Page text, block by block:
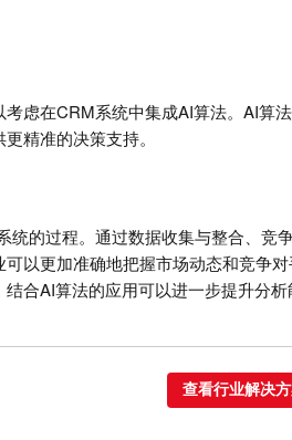
虑在CRM系统中集成AI算法。AI算
精准的决策支持。
统的过程。通过数据收集与整合、竞
以更加准确地把握市场动态和竞争对
合AI算法的应用可以进一步提升分析
查看行业解决